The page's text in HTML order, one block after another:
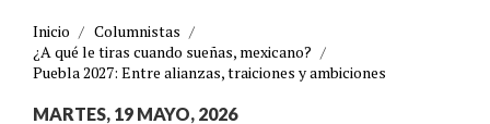
Inicio / Columnistas /
¿A qué le tiras cuando sueñas, mexicano? /
Puebla 2027: Entre alianzas, traiciones y ambiciones
MARTES, 19 MAYO, 2026